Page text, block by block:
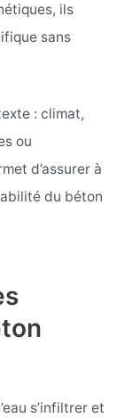
ils
sans
: climat,
ou
d’assurer à
du béton
s’infiltrer et